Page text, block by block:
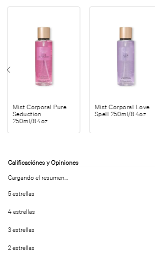
Mist Corporal Pure
Seduction
250ml/8.4oz
Mist Corporal Love
Spell 250ml/8.4oz
Cargando el resumen…
5 estrellas
4 estrellas
3 estrellas
2 estrellas